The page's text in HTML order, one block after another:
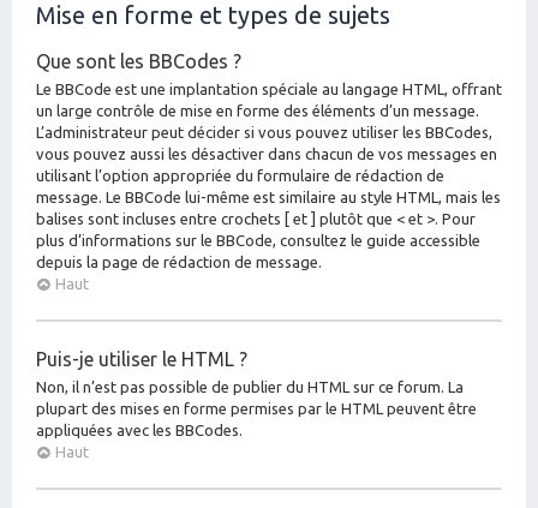
Mise en forme et types de sujets
Que sont les BBCodes ?
Le BBCode est une implantation spéciale au langage HTML, offrant
un large contrôle de mise en forme des éléments d’un message.
L’administrateur peut décider si vous pouvez utiliser les BBCodes,
vous pouvez aussi les désactiver dans chacun de vos messages en
utilisant l’option appropriée du formulaire de rédaction de
message. Le BBCode lui-même est similaire au style HTML, mais les
balises sont incluses entre crochets [ et ] plutôt que < et >. Pour
plus d’informations sur le BBCode, consultez le guide accessible
depuis la page de rédaction de message.
Haut
Puis-je utiliser le HTML ?
Non, il n’est pas possible de publier du HTML sur ce forum. La
plupart des mises en forme permises par le HTML peuvent être
appliquées avec les BBCodes.
Haut